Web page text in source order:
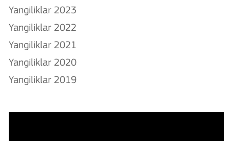
Yangiliklar 2023
Yangiliklar 2022
Yangiliklar 2021
Yangiliklar 2020
Yangiliklar 2019